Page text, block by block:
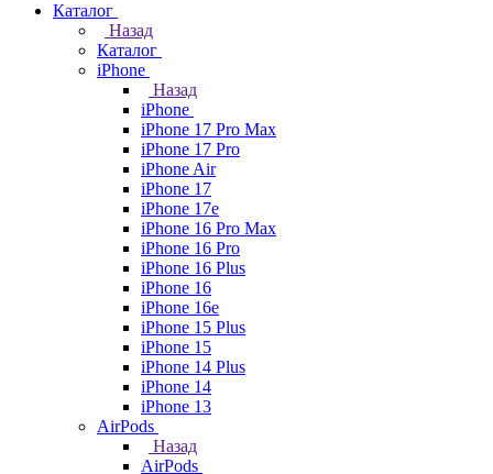
Каталог
Назад
Каталог
iPhone
Назад
iPhone
iPhone 17 Pro Max
iPhone 17 Pro
iPhone Air
iPhone 17
iPhone 17e
iPhone 16 Pro Max
iPhone 16 Pro
iPhone 16 Plus
iPhone 16
iPhone 16e
iPhone 15 Plus
iPhone 15
iPhone 14 Plus
iPhone 14
iPhone 13
AirPods
Назад
AirPods